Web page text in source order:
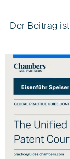
Der Beitrag ist